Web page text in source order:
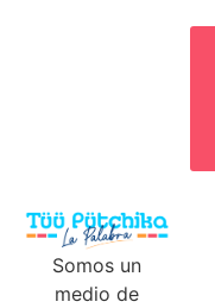
Somos un
medio de